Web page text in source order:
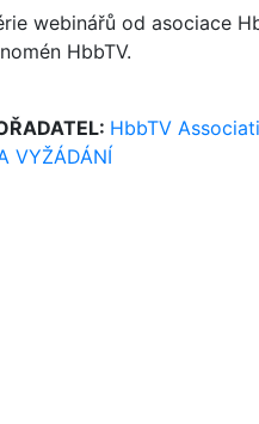
webinářů od asociace
HbbTV.
HbbTV
VYŽÁDÁNÍ